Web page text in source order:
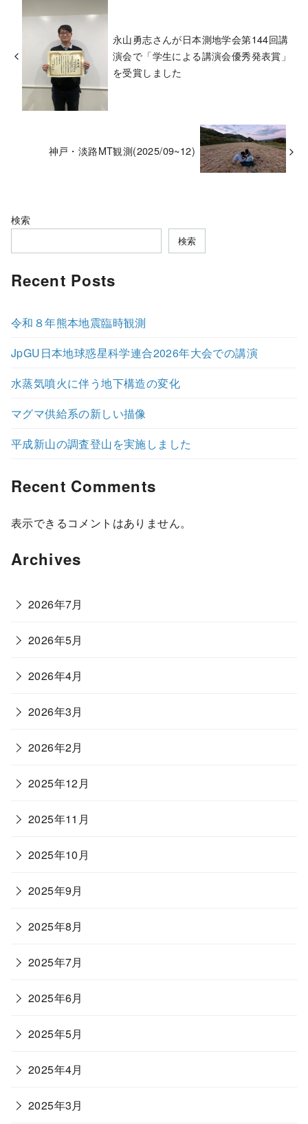
永山勇志さんが日本測地学会第144回講
演会で「学生による講演会優秀発表賞」
を受賞しました
神戸・淡路MT観測(2025/09~12)
検索
検索
Recent Posts
令和８年熊本地震臨時観測
JpGU日本地球惑星科学連合2026年大会での講演
水蒸気噴火に伴う地下構造の変化
マグマ供給系の新しい描像
平成新山の調査登山を実施しました
Recent Comments
表示できるコメントはありません。
Archives
2026年7月
2026年5月
2026年4月
2026年3月
2026年2月
2025年12月
2025年11月
2025年10月
2025年9月
2025年8月
2025年7月
2025年6月
2025年5月
2025年4月
2025年3月